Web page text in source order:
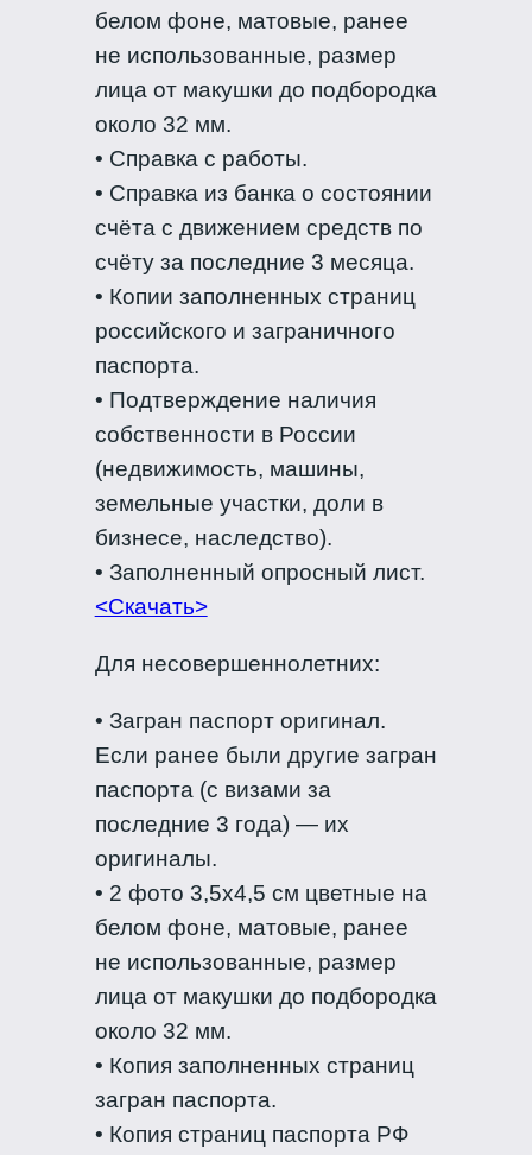
белом фоне, матовые, ранее
не использованные, размер
лица от макушки до подбородка
около 32 мм.
• Справка с работы.
• Справка из банка о состоянии
счёта c движением средств по
счёту за последние 3 месяца.
• Копии заполненных страниц
российского и заграничного
паспорта.
• Подтверждение наличия
собственности в России
(недвижимость, машины,
земельные участки, доли в
бизнесе, наследство).
• Заполненный опросный лист.
<Скачать>
Для несовершеннолетних:
• Загран паспорт оригинал.
Если ранее были другие загран
паспорта (с визами за
последние 3 года) — их
оригиналы.
• 2 фото 3,5х4,5 см цветные на
белом фоне, матовые, ранее
не использованные, размер
лица от макушки до подбородка
около 32 мм.
• Копия заполненных страниц
загран паспорта.
• Копия страниц паспорта РФ